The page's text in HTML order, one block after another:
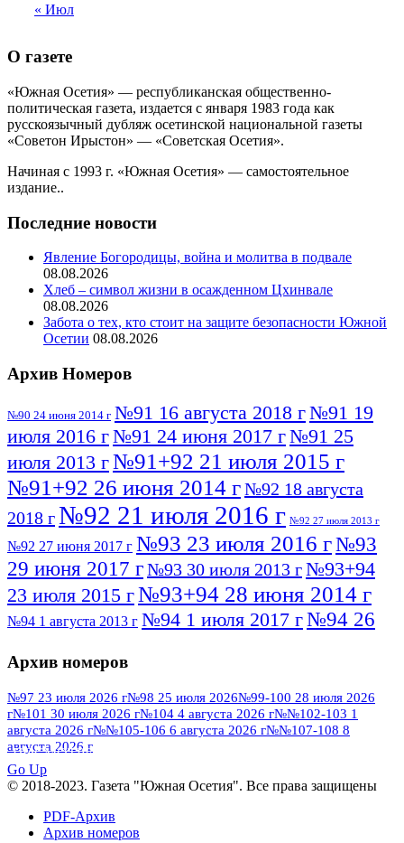
« Июл
О газете
«Южная Осетия» — республиканская общественно-
политическая газета, издается с января 1983 года как
русскоязычный дубляж осетинской национальной газеты
«Советон Ирыстон» — «Советская Осетия».
Начиная с 1993 г. «Южная Осетия» — самостоятельное
издание..
Последние новости
Явление Богородицы, война и молитва в подвале
08.08.2026
Хлеб – символ жизни в осажденном Цхинвале
08.08.2026
Забота о тех, кто стоит на защите безопасности Южной
Осетии 08.08.2026
Архив Номеров
№90 24 июня 2014 г №91 16 августа 2018 г№91 19
июля 2016 г№91 24 июня 2017 г№91 25
июля 2013 г№91+92 21 июля 2015 г
№91+92 26 июня 2014 г№92 18 августа
2018 г№92 21 июля 2016 г №92 27 июля 2013 г
№92 27 июня 2017 г №93 23 июля 2016 г№93
29 июня 2017 г№93 30 июля 2013 г№93+94
23 июля 2015 г№93+94 28 июня 2014 г
№94 1 августа 2013 г №94 1 июля 2017 г№94 26
№95 7 августа 2012 г
№95 28 июля 2016 г №95+96 3 августа
2013 г№96 6 июля 2017 г№96 9 августа
2012 г №96 28 июля 2015 г
№96+97 30 июля 2016 г
№97 11 августа 2012 г
№97 30 июля 2015 г
Архив номеров
№97 23 июля 2026 г№98 25 июля 2026№99-100 28 июля 2026
г№101 30 июля 2026 г№104 4 августа 2026 г№№102-103 1
августа 2026 г№№105-106 6 августа 2026 г№№107-108 8
августа 2026 г
ПОСМОТРЕТЬ ВСЕ
Go Up
© 2018-2023. Газета "Южная Осетия". Все права защищены
PDF-Архив
Архив номеров